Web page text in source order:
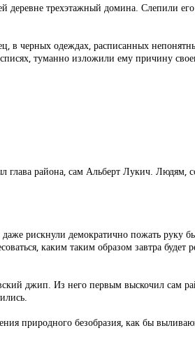
деревне трехэтажный домина. Слепили
в черных одеждах, расписанных
туманно изложили ему причину
района, сам Альберт Лукич. Людям,
рискнули демократично пожать руку
каким таким образом завтра будет
джип. Из него первым выскочил сам
природного безобразия, как бы